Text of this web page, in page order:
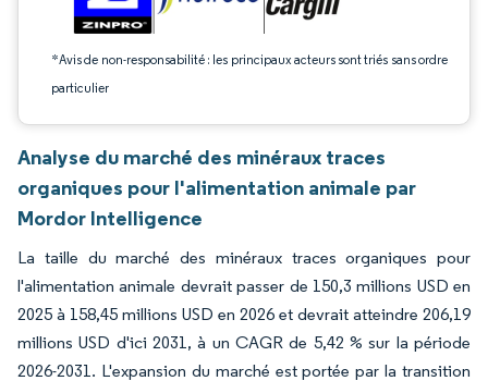
*Avis de non-responsabilité : les principaux acteurs sont triés sans ordre
particulier
Analyse du marché des minéraux traces
organiques pour l'alimentation animale par
Mordor Intelligence
La taille du marché des minéraux traces organiques pour
l'alimentation animale devrait passer de 150,3 millions USD en
2025 à 158,45 millions USD en 2026 et devrait atteindre 206,19
millions USD d'ici 2031, à un CAGR de 5,42 % sur la période
2026-2031. L'expansion du marché est portée par la transition